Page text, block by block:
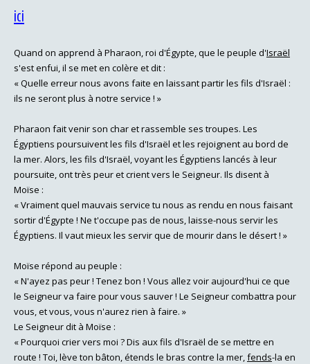
ici
Quand on apprend à Pharaon, roi d'Égypte, que le peuple d'Israël
s'est enfui, il se met en colère et dit :
« Quelle erreur nous avons faite en laissant partir les fils d'Israël :
ils ne seront plus à notre service ! »
Pharaon fait venir son char et rassemble ses troupes. Les
Égyptiens poursuivent les fils d'Israël et les rejoignent au bord de
la mer. Alors, les fils d'Israël, voyant les Égyptiens lancés à leur
poursuite, ont très peur et crient vers le Seigneur. Ils disent à
Moïse :
« Vraiment quel mauvais service tu nous as rendu en nous faisant
sortir d'Égypte ! Ne t'occupe pas de nous, laisse-nous servir les
Égyptiens. Il vaut mieux les servir que de mourir dans le désert ! »
Moïse répond au peuple :
« N'ayez pas peur ! Tenez bon ! Vous allez voir aujourd'hui ce que
le Seigneur va faire pour vous sauver ! Le Seigneur combattra pour
vous, et vous, vous n'aurez rien à faire. »
Le Seigneur dit à Moïse :
« Pourquoi crier vers moi ? Dis aux fils d'Israël de se mettre en
route ! Toi, lève ton bâton, étends le bras contre la mer,fends-la en